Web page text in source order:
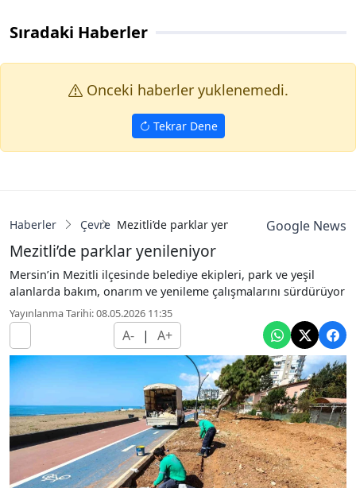
Sıradaki Haberler
Onceki haberler yuklenemedi.
Tekrar Dene
Haberler Çevre Mezitli’de parklar yenileniyorGoogle News
Mezitli’de parklar yenileniyor
Mersin’in Mezitli ilçesinde belediye ekipleri, park ve yeşil
alanlarda bakım, onarım ve yenileme çalışmalarını sürdürüyor
Yayınlanma Tarihi: 08.05.2026 11:35
A- | A+